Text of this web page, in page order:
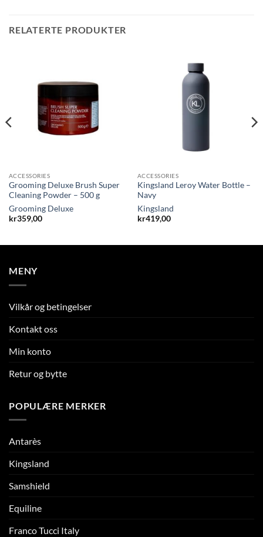
RELATERTE PRODUKTER
ACCESSORIES
Grooming Deluxe Brush Super
Cleaning Powder – 500 g
Grooming Deluxe
kr359,00
ACCESSORIES
Kingsland Leroy Water Bottle –
Navy
Kingsland
kr419,00
MENY
Vilkår og betingelser
Kontakt oss
Min konto
Retur og bytte
POPULÆRE MERKER
Antarès
Kingsland
Samshield
Equiline
Franco Tucci Italy